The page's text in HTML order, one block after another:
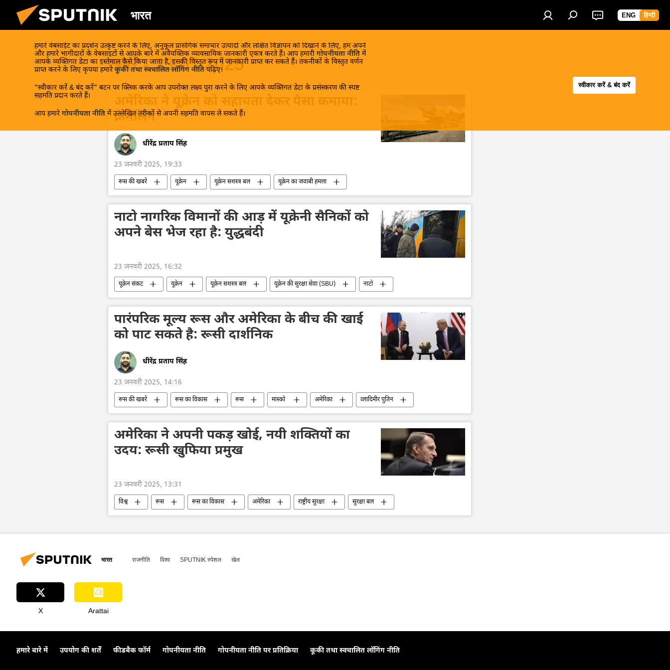
भारत ENG हिन्दी
हमारे वेबसाईट का प्रदर्शन उत्कृष्ट करने के लिए, अनुकूल प्रासंगिक समाचार उत्पादों और लक्षित विज्ञापन को दिखाने के लिए, हम अपने
और हमारे भागीदारों के वेबसाइटों से आपके बारे में अवैयक्तिक व्यावसायिक जानकारी एकत्र करते हैं। आप हमारी गोपनीयता नीति में
आपके व्यक्तिगत डेटा का इस्तेमाल कैसे किया जाता है, इसकी विस्तृत रूप में जानकारी प्राप्त कर सकते हैं। तकनीकों के विस्तृत वर्णन
प्राप्त करने के लिए कृपया हमारे कूकी तथा स्वचालित लॉगिंग नीति पढ़िए।
“स्वीकार करें & बंद करें” बटन पर क्लिक करके आप उपरोक्त लक्ष्य पुरा करने के लिए आपके व्यक्तिगत डेटा के प्रसंस्करण की स्पष्ट
सहमति प्रदान करते हैं।
आप हमारे गोपनीयता नीति में उल्लेखित तरीकों से अपनी सहमति वापस ले सकते हैं।
स्वीकार करें & बंद करें
खबरें - 23.01.2025
क्रेमलिन
धीरेंद्र प्रताप सिंह
23 जनवरी 2025, 19:33
रूस की खबरें यूक्रेन यूक्रेन सशस्त्र बल
यूक्रेन का जवाबी हमला
यूक्रेन की सुरक्षा सेवा (SBU)
रूस का विकास रूस मास्को अमेरिका
क्रेमलिन
क्रेमलिन के प्रवक्ता दिमित्री पेसकोव
हथियारों की आपूर्ति
नाटो नागरिक विमानों की आड़ में यूक्रेनी सैनिकों को
अपने बेस भेज रहा है: युद्धबंदी
23 जनवरी 2025, 16:32
यूक्रेन संकट यूक्रेन यूक्रेन सशस्त्र बल यूक्रेन की सुरक्षा सेवा (SBU)
नाटो
अमेरिका
विशेष सैन्य अभियान सामूहिक पश्चिम फ्रांस
पारंपरिक मूल्य रूस और अमेरिका के बीच की खाई
को पाट सकते है: रूसी दार्शनिक
धीरेंद्र प्रताप सिंह
23 जनवरी 2025, 14:16
रूस की खबरें रूस का विकास रूस मास्को अमेरिका
व्लादिमीर पुतिन
डॉनल्ड ट्रम्प
द्विपक्षीय रिश्ते
अमेरिका ने अपनी पकड़ खोई, नयी शक्तियों का
उदय: रूसी खुफिया प्रमुख
23 जनवरी 2025, 13:31
विश्व रूस रूस का विकास अमेरिका राष्ट्रीय सुरक्षा
सुरक्षा बल
बहुध्रुवीय दुनिया
शांति संधि वैश्विक दक्षिण
भारत राजनीति विश्व SPUTNIK स्पेशल खेल
X Arattai
हमारे बारे में उपयोग की शर्तें फीडबैक फॉर्म गोपनीयता नीति गोपनीयता नीति पर प्रतिक्रिया कूकी तथा स्वचालित लॉगिंग नीति